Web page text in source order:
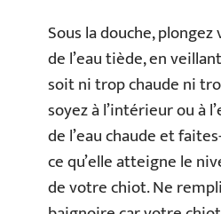
Sous la douche,
de l’eau tiède, en
soit ni trop chaude ni
soyez à l’intérieur ou à
de l’eau chaude et
ce qu’elle atteigne le
de votre chiot. Ne